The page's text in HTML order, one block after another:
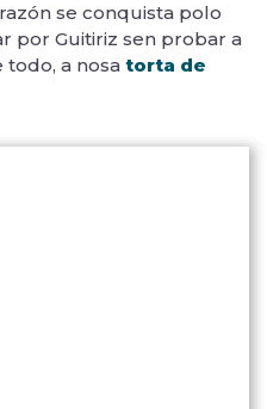
se conquista polo
por Guitiriz sen probar a
todo, a nosa torta de